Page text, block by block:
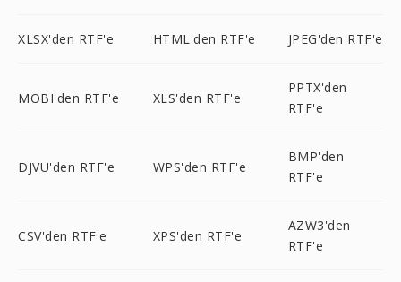
XLSX'den RTF'e HTML'den RTF'e JPEG'den RTF'e
MOBI'den RTF'e XLS'den RTF'e
PPTX'den
RTF'e
DJVU'den RTF'e WPS'den RTF'e
BMP'den
RTF'e
CSV'den RTF'e XPS'den RTF'e
AZW3'den
RTF'e